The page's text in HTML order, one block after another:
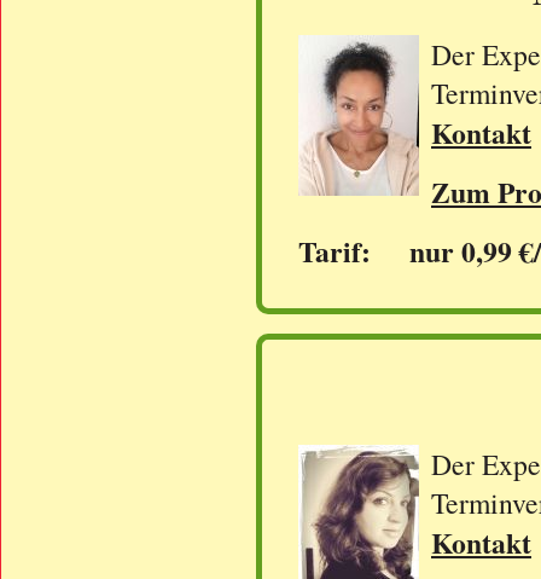
Der
Kontakt
Zum
Tarif: nur 0,99
Der
Kontakt